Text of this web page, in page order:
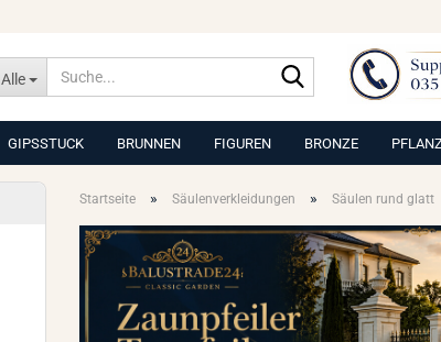
Alle
Suche...
GIPSSTUCK BRUNNEN FIGUREN BRONZE
Startseite » Säulenverkleidungen » Säulen rund glatt